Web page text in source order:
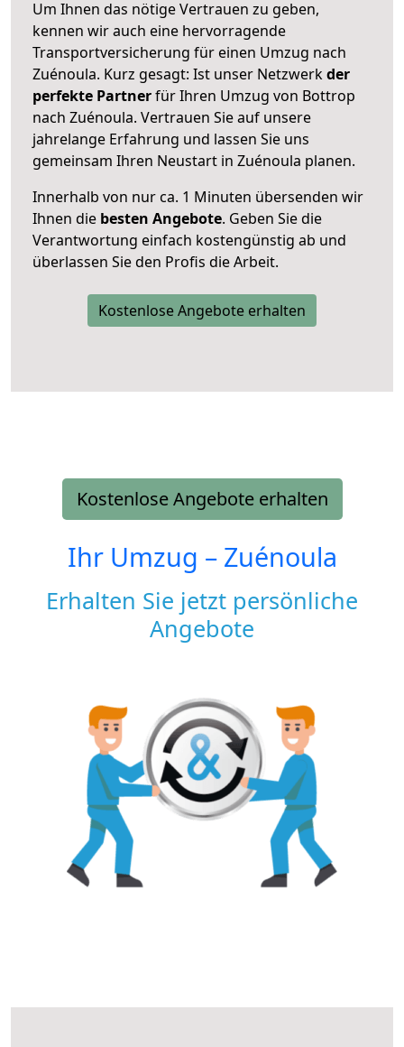
Um Ihnen das nötige Vertrauen zu geben,
kennen wir auch eine hervorragende
Transportversicherung für einen Umzug nach
Zuénoula. Kurz gesagt: Ist unser Netzwerkder
perfekte Partnerfür Ihren Umzug von Bottrop
nach Zuénoula. Vertrauen Sie auf unsere
jahrelange Erfahrung und lassen Sie uns
gemeinsam Ihren Neustart in Zuénoula planen.
Innerhalb von nur ca. 1 Minuten übersenden wir
Ihnen die besten Angebote. Geben Sie die
Verantwortung einfach kostengünstig ab und
überlassen Sie den Profis die Arbeit.
Kostenlose Angebote erhalten
Kostenlose Angebote erhalten
Ihr Umzug – Zuénoula
Erhalten Sie jetzt persönliche
Angebote